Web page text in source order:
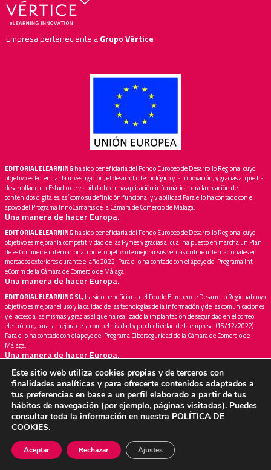
Empresa perteneciente aGrupo Vértice
EDITORIAL ELEARNINGha sido beneficiaria del Fondo Europeo de Desarrollo Regional cuyo
objetivo es Potenciar la investigación, el desarrollo tecnológico y la innovación, y gracias al que ha
desarrollado un Estudio de viabilidad de una aplicación informática para la creación de
contenidos digitales, así como su definición funcional y viabilidad Para ello ha contado con el
apoyo del Programa InnoCámaras de la Cámara de Comercio de Málaga.
Una manera de hacer Europa.
EDITORIAL ELEARNINGha sido beneficiaria del Fondo Europeo de Desarrollo Regional cuyo
objetivo es mejorar la competitividad de las Pymes y gracias al cual ha puesto en marcha un Plan
de e-Commerce internacional con el objetivo de mejorar sus ventas online internacionales en
mercados exteriores durante el año 2022. Para ello ha contado con el apoyo del Programa Int-
eComm de la Cámara de Comercio de Málaga.
Una manera de hacer Europa.
EDITORIAL ELEARNING SL,ha sido beneficiaria del Fondo Europeo de Desarrollo Regional cuyo
objetivo es mejorar el uso y la calidad de las tecnologías de la información y de las comunicaciones
y el acceso a las mismas y gracias al que ha realizado la implantación de seguridad en el correo
electrónico, para la mejora de la competitividad y productividad de la empresa. (15/12/2022).
Para ello ha contado con el apoyo del Programa Ciberseguridad de la Cámara de Comercio de
Málaga.
Una manera de hacer Europa.
Editorial Elearning SLsido beneficiaria del Fondo Europeo de Desarrollo Regional cuyo
objetivo es mejorar la competitividad de las Pymes y gracias al cual ha puesto en marcha un Plan
de Acción con el objetivo de mejorar su posicionamiento en mercados exteriores a través de la
implantación de soluciones innovadoras durante el año 2022. Para ello ha contado con el apoyo
del Programa InnoXport de la Cámara de Comercio de Málaga -Fondo Europeo de Desarrollo
Regional
Una manera de hacer Europa.
EDITORIAL ELEARNINGha sido beneficiaria del Fondo Europeo de Desarrollo Regional cuyo
objetivo es mejorar la competitividad de las Pymes y gracias al cual ha puesto en marcha un Plan
Este sitio web utiliza cookies propias y de terceros con
finalidades analíticas y para ofrecerte contenidos adaptados a
tus preferencias en base a un perfil elaborado a partir de tus
hábitos de navegación (por ejemplo, páginas visitadas). Puedes
consultar toda la información en nuestra POLÍTICA DE
COOKIES.
Aceptar Rechazar Ajustes